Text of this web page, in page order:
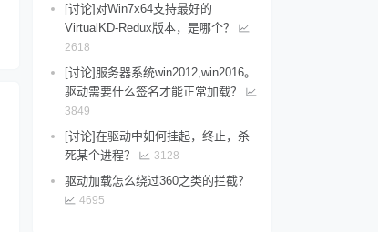
[讨论]对Win7x64支持最好的
VirtualKD-Redux版本，是哪个？
2618
[讨论]服务器系统win2012,win2016。
驱动需要什么签名才能正常加载？
3849
[讨论]在驱动中如何挂起，终止，杀
死某个进程？
3128
驱动加载怎么绕过360之类的拦截？
4695